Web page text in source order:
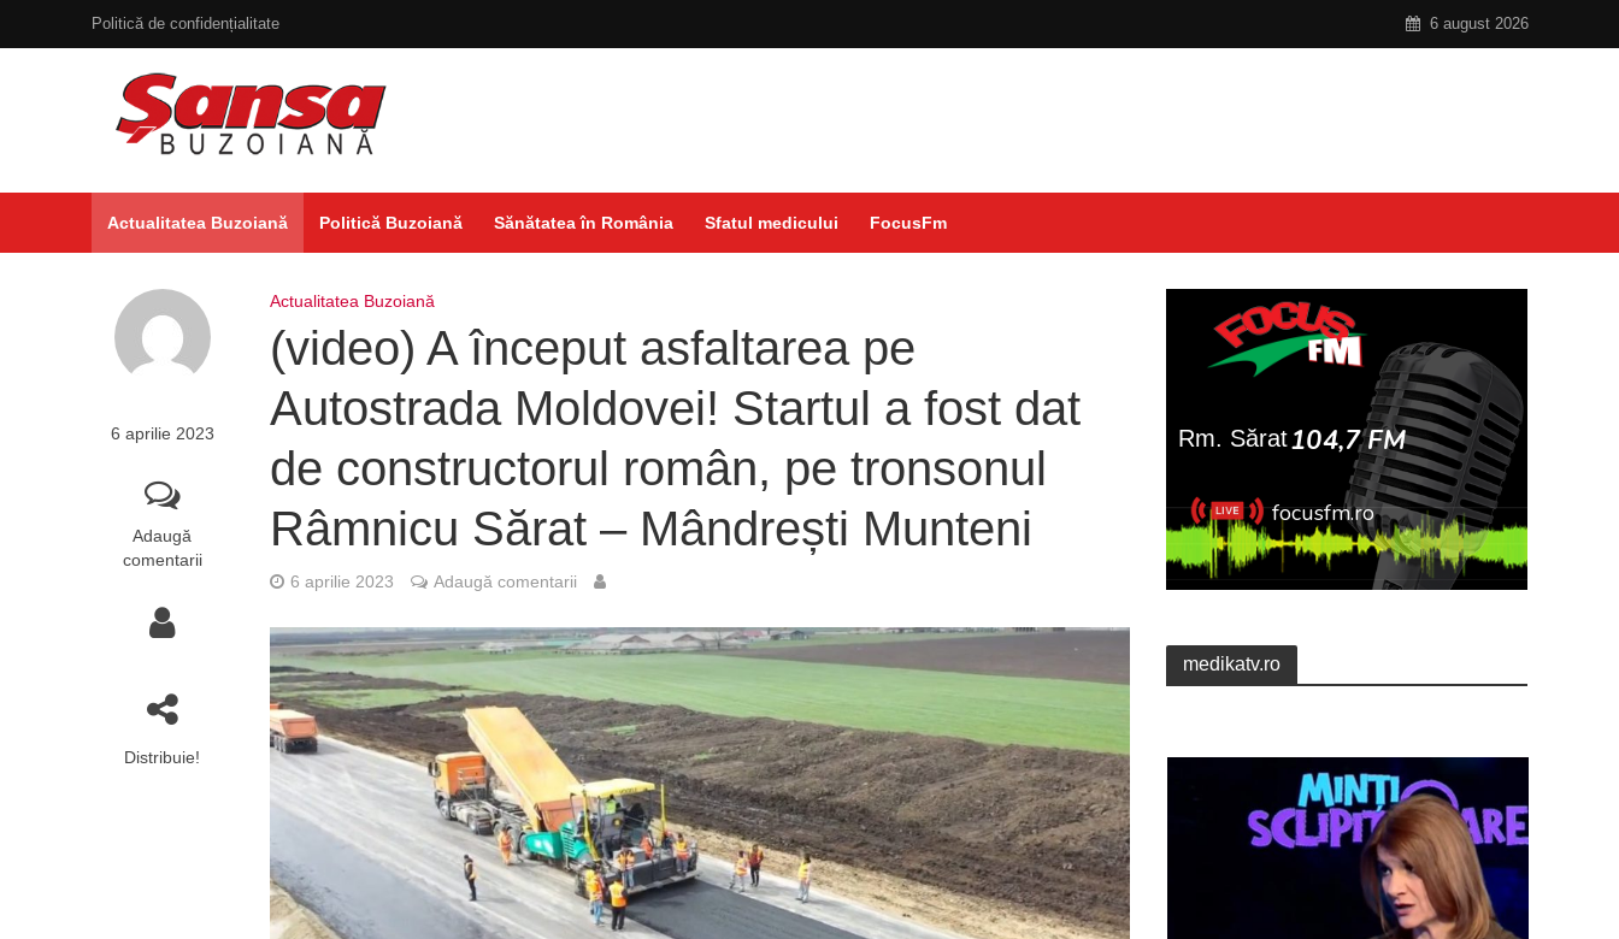
Politică de confidențialitate 6 august 2026
Actualitatea Buzoiană Politică Buzoiană Sănătatea în România Sfatul medicului FocusFm
6 aprilie 2023
Adaugă
comentarii
Distribuie!
Actualitatea Buzoiană
(video) A început asfaltarea pe
Autostrada Moldovei! Startul a fost dat
de constructorul român, pe tronsonul
Râmnicu Sărat – Mândrești Munteni
6 aprilie 2023 Adaugă comentarii
medikatv.ro